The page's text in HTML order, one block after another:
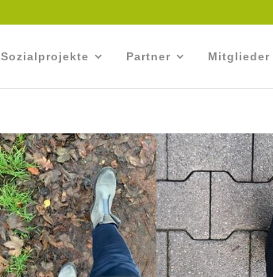
Sozialprojekte Partner Mitglieder